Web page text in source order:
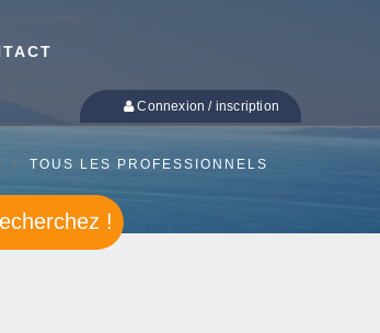
Connexion / inscription
TOUS LES PROFESSIONNELS
!